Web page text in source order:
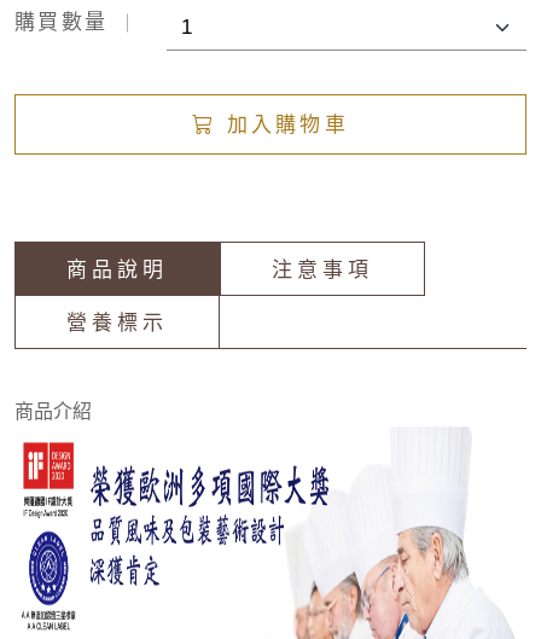
購買數量
加入購物車
商品說明 注意事項
營養標示
商品介紹